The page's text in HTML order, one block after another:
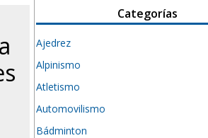
Categorías
Ajedrez
Alpinismo
Atletismo
Automovilismo
Bádminton